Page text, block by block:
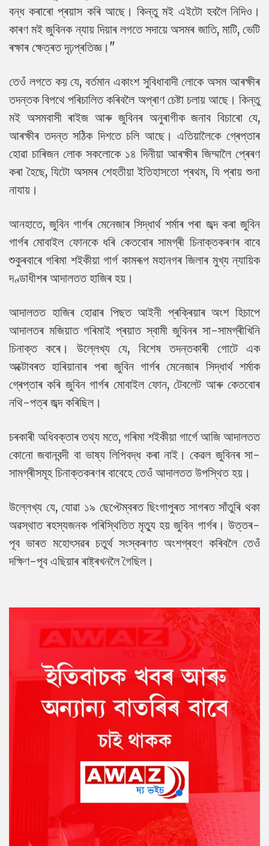
বন্ধ কৰাৰো প্ৰয়াস কৰি আছে। কিন্তু মই এইটো হবলৈ নিদিও।
কাৰণ মই জুবিনক ন্যায় দিয়াৰ লগতে সদায়ে অসমৰ জাতি, মাটি, ভেটি
ৰক্ষাৰ ক্ষেত্ৰত দৃঢ়প্ৰতিজ্ঞ।"
তেওঁ লগতে কয় যে, বৰ্তমান একাংশ সুবিধাবাদী লোকে অসম আৰক্ষীৰ
তদন্তক বিপথে পৰিচালিত কৰিবলৈ অপ্ৰাণ চেষ্টা চলায় আছে। কিন্তু
মই অসমবাসী ৰাইজ আৰু জুবিনৰ অনুৰাগীক জনাব বিচাৰো যে,
আৰক্ষীৰ তদন্ত সঠিক দিশতে চলি আছে। এতিয়ালৈকে গ্ৰেপ্তাৰ
হোৱা চাৰিজন লোক সকলোকে ১৪ দিনীয়া আৰক্ষীৰ জিম্মালৈ প্ৰেৰণ
কৰা হৈছে, যিটো অসমৰ শেহতীয়া ইতিহাসতো প্ৰথম, যি প্ৰায় শুনা
নাযায়।
আনহাতে, জুবিন গাৰ্গৰ মেনেজাৰ সিদ্ধাৰ্থ শৰ্মাৰ পৰা জব্দ কৰা জুবিন
গাৰ্গৰ মোবাইল ফোনকে ধৰি কেতবোৰ সামগ্ৰী চিনাক্তকৰণৰ বাবে
শুকুৰবাৰে গৰিমা শইকীয়া গাৰ্গ কামৰূপ মহানগৰ জিলাৰ মুখ্য ন্যায়িক
দণ্ডাধীশৰ আদালতত হাজিৰ হয়।
আদালতত হাজিৰ হোৱাৰ পিছত আইনী প্ৰক্ৰিয়াৰ অংশ হিচাপে
আদালতৰ মজিয়াত গৰিমাই প্ৰয়াত স্বামী জুবিনৰ সা-সামগ্ৰীখিনি
চিনাক্ত কৰে। উল্লেখ্য যে, বিশেষ তদন্তকাৰী গোটে এক
অক্টোবৰত হাৰিয়ানাৰ পৰা জুবিন গাৰ্গৰ মেনেজাৰ সিদ্ধাৰ্থ শৰ্মাক
গ্ৰেপ্তাৰ কৰি জুবিন গাৰ্গৰ মোবাইল ফোন, টেবলেট আৰু কেতবোৰ
নথি-পত্ৰ জব্দ কৰিছিল।
চৰকাৰী অধিবক্তাৰ তথ্য মতে, গৰিমা শইকীয়া গাৰ্গে আজি আদালতত
কোনো জবানবন্দী বা ভাষ্য লিপিবদ্ধ কৰা নাই। কেৱল জুবিনৰ সা-
সামগ্ৰীসমূহ চিনাক্তকৰণৰ বাবেহে তেওঁ আদালতত উপস্থিত হয়।
উল্লেখ্য যে, যোৱা ১৯ ছেপ্টেম্বৰত ছিংগাপুৰত সাগৰত সাঁতুৰি থকা
অৱস্থাত ৰহস্যজনক পৰিস্থিতিত মৃত্যু হয় জুবিন গাৰ্গৰ। উত্তৰ-
পূব ভাৰত মহোৎসৱৰ চতুৰ্থ সংস্কৰণত অংশগ্ৰহণ কৰিবলৈ তেওঁ
দক্ষিণ-পূব এছিয়াৰ ৰাষ্ট্ৰখনলৈ গৈছিল।